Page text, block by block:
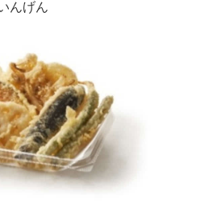
んげん